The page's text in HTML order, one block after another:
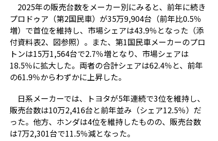
2025年の販売台数をメーカー別にみると、前年に続き
プロドゥア（第2国民車）が35万9,904台（前年比0.5％
増）で首位を維持し、市場シェアは43.9％となった（添
付資料表2、図参照）。また、第1国民車メーカーのプロ
トンは15万1,564台で2.7％増となり、市場シェアは
18.5％に拡大した。両者の合計シェアは62.4％と、前年
の61.9％からわずかに上昇した。
日系メーカーでは、トヨタが5年連続で3位を維持し、
販売台数は10万2,416台と前年並み（シェア12.5％）だ
った。他方、ホンダは4位を維持したものの、販売台数
は7万2,301台で11.5％減となった。